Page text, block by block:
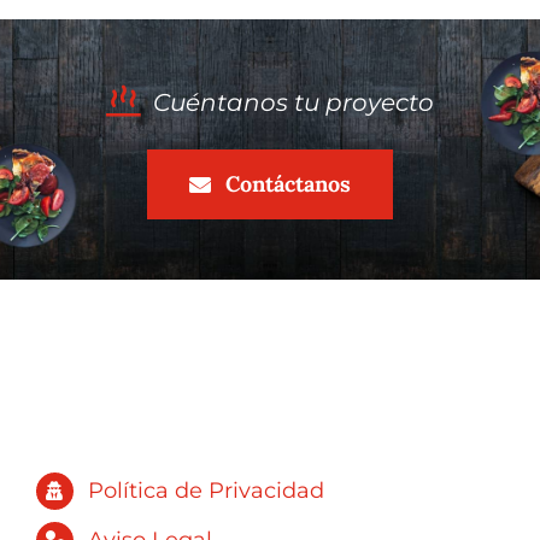
de pizzas:
el
negocio
rentable
momento
Cuéntanos tu proyecto
Contáctanos
Política de Privacidad